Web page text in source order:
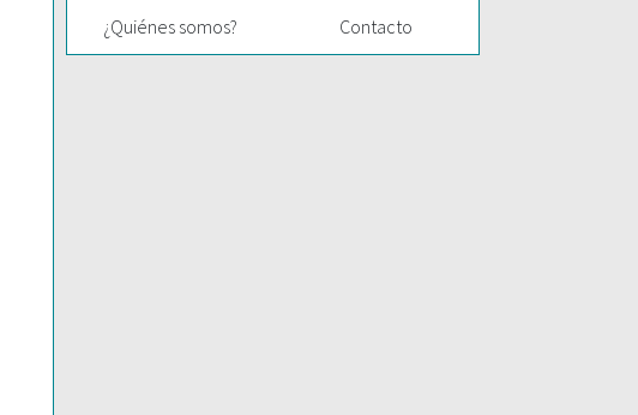
¿Quiénes somos? Contacto